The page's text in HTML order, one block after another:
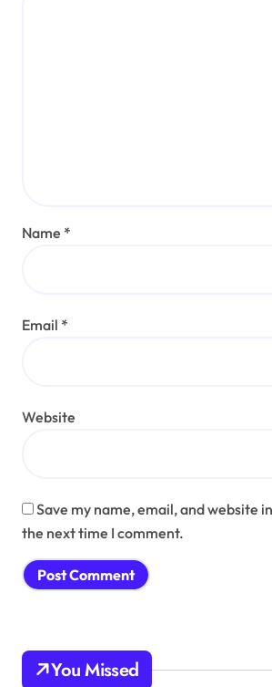
Name *
Email *
Website
Save my name, email, and website
the next time I comment.
You Missed